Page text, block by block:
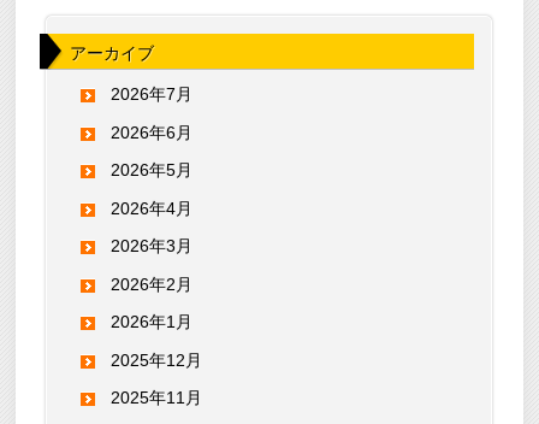
アーカイブ
2026年7月
2026年6月
2026年5月
2026年4月
2026年3月
2026年2月
2026年1月
2025年12月
2025年11月